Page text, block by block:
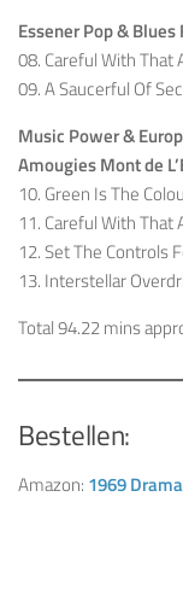
Essener Pop &
08. Careful With That
09. A Saucerful Of
Music Power &
Amougies Mont de
10. Green Is The
11. Careful With That
12. Set The Controls
13. Interstellar
Total 94.22 mins
Bestellen:
Amazon: 1969